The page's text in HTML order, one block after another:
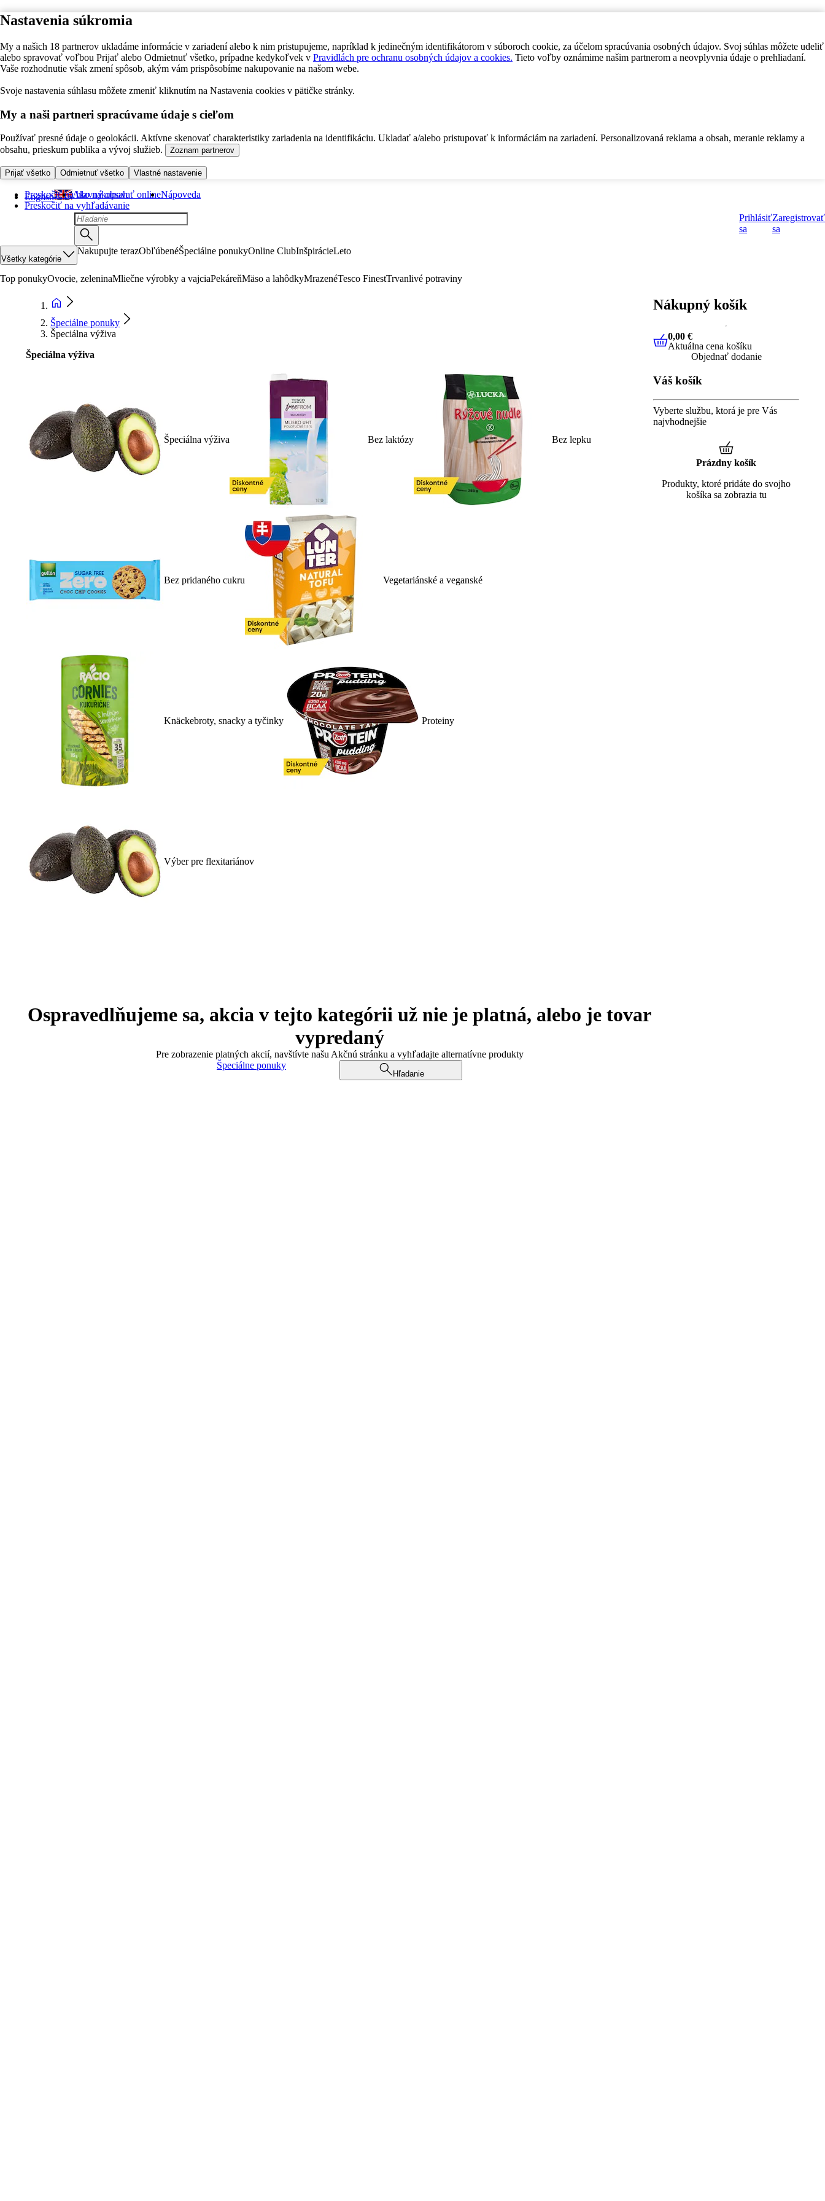
Nastavenia súkromia
My a našich 18 partnerov ukladáme informácie v zariadení alebo k nim pristupujeme, napríklad k jedinečným identifikátorom v súboroch cookie, za účelom spracúvania osobných údajov. Svoj súhlas môžete udeliť
alebo spravovať voľbou Prijať alebo Odmietnuť všetko, prípadne kedykoľvek v Pravidlách pre ochranu osobných údajov a cookies. Tieto voľby oznámime našim partnerom a neovplyvnia údaje o prehliadaní.
Vaše rozhodnutie však zmení spôsob, akým vám prispôsobíme nakupovanie na našom webe.
Svoje nastavenia súhlasu môžete zmeniť kliknutím na Nastavenia cookies v pätičke stránky.
My a naši partneri spracúvame údaje s cieľom
Používať presné údaje o geolokácii. Aktívne skenovať charakteristiky zariadenia na identifikáciu. Ukladať a/alebo pristupovať k informáciám na zariadení. Personalizovaná reklama a obsah, meranie reklamy a
obsahu, prieskum publika a vývoj služieb.
Zoznam partnerov
Prijať všetko Odmietnuť všetko Vlastné nastavenie
Preskočiť na hlavný obsah
Preskočiť na vyhľadávanie
English Ako nakupovať onlineNápoveda
Prihlásiť
sa
Zaregistrovať
sa
Všetky kategórie
Nakupujte terazObľúbenéŠpeciálne ponukyOnline ClubInšpirácieLeto
Top ponukyOvocie, zeleninaMliečne výrobky a vajciaPekáreňMäso a lahôdkyMrazenéTesco FinestTrvanlivé potraviny
Špeciálne ponuky
Špeciálna výživa
Špeciálna výživa
Špeciálna výživa Bez laktózy Bez lepku
Bez pridaného cukru Vegetariánské a veganské
Knäckebroty, snacky a tyčinky Proteiny
Výber pre flexitariánov
Ospravedlňujeme sa, akcia v tejto kategórii už nie je platná, alebo je tovar
vypredaný
Pre zobrazenie platných akcií, navštívte našu Akčnú stránku a vyhľadajte alternatívne produkty
Špeciálne ponuky
Hľadanie
Nákupný košík
0,00 €Aktuálna cena košíku
0,00 €
Aktuálna cena košíku
Objednať dodanie
Váš košík
Vyberte službu, ktorá je pre Vás
najvhodnejšie
Prázdny košík
Produkty, ktoré pridáte do svojho
košíka sa zobrazia tu